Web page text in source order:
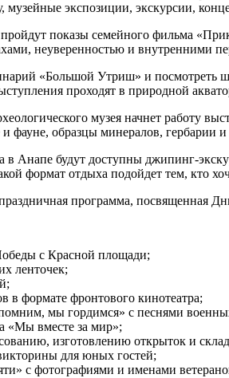
музейные экспозиции, экскурсии,
показы семейного фильма
неуверенностью и внутренними
«Большой Утриш» и посмотреть
проходят в природной
музея начнет работу
фауне, образцы минералов, гербарии
в Анапе будут доступны джипинг-
формат отдыха подойдет тем, кто
программа, посвященная
с Красной площади;
ленточек;
в формате фронтового кинотеатра;
мы гордимся» с песнями
«Мы вместе за мир»;
изготовлению открыток и
для юных гостей;
с фотографиями и именами